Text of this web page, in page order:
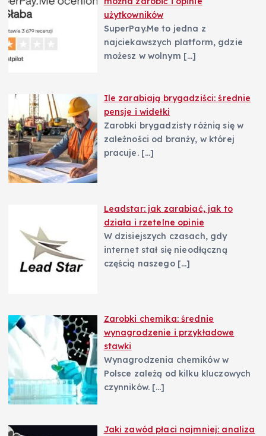
u
użytkowników
SuperPay.Me to jedna z
najciekawszych platform, gdzie
możesz w wolnym […]
Ile zarabiają brygadziści: średnie
pensje i widełki
Zarobki brygadzisty różnią się w
zależności od branży, w której
pracuje. […]
Leadstar: jak zarabiać, jak to
działa i rzetelne opinie
W dzisiejszych czasach, gdy
internet stał się nieodłączną
częścią naszego […]
Zarobki chemika: średnie
wynagrodzenie i przykładowe
stawki
Wynagrodzenia chemików w
Polsce zależą od kilku kluczowych
czynników. […]
Jaki zawód płaci najmniej: analiza